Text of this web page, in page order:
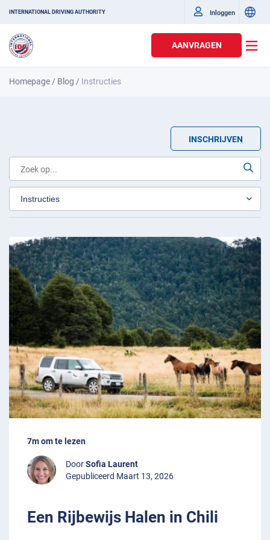
INTERNATIONAL DRIVING AUTHORITY Inloggen
AANVRAGEN
Homepage / Blog / Instructies
INSCHRIJVEN
7m om te lezen
DoorSofia Laurent
Gepubliceerd Maart 13, 2026
Een Rijbewijs Halen in Chili